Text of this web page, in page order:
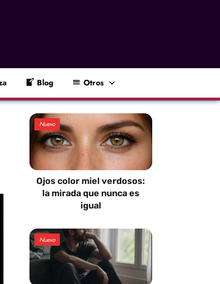
Blog Otros
Nuevo
Ojos color miel verdosos:
la mirada que nunca es
igual
Nuevo